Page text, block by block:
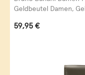
Geldbeutel Damen,
Regulärer Preis:
59,95 €